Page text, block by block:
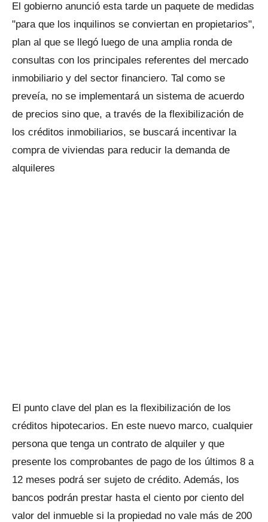
El gobierno anunció esta tarde un paquete de medidas
"para que los inquilinos se conviertan en propietarios",
plan al que se llegó luego de una amplia ronda de
consultas con los principales referentes del mercado
inmobiliario y del sector financiero. Tal como se
preveía, no se implementará un sistema de acuerdo
de precios sino que, a través de la flexibilización de
los créditos inmobiliarios, se buscará incentivar la
compra de viviendas para reducir la demanda de
alquileres
El punto clave del plan es la flexibilización de los
créditos hipotecarios. En este nuevo marco, cualquier
persona que tenga un contrato de alquiler y que
presente los comprobantes de pago de los últimos 8 a
12 meses podrá ser sujeto de crédito. Además, los
bancos podrán prestar hasta el ciento por ciento del
valor del inmueble si la propiedad no vale más de 200